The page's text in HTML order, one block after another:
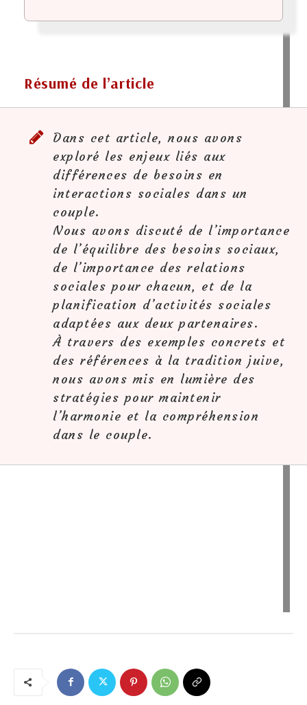
Résumé de l’article
Dans cet article, nous avons
exploré les enjeux liés aux
différences de besoins en
interactions sociales dans un
couple.
Nous avons discuté de l’importance
de l’équilibre des besoins sociaux,
de l’importance des relations
sociales pour chacun, et de la
planification d’activités sociales
adaptées aux deux partenaires.
À travers des exemples concrets et
des références à la tradition juive,
nous avons mis en lumière des
stratégies pour maintenir
l’harmonie et la compréhension
dans le couple.